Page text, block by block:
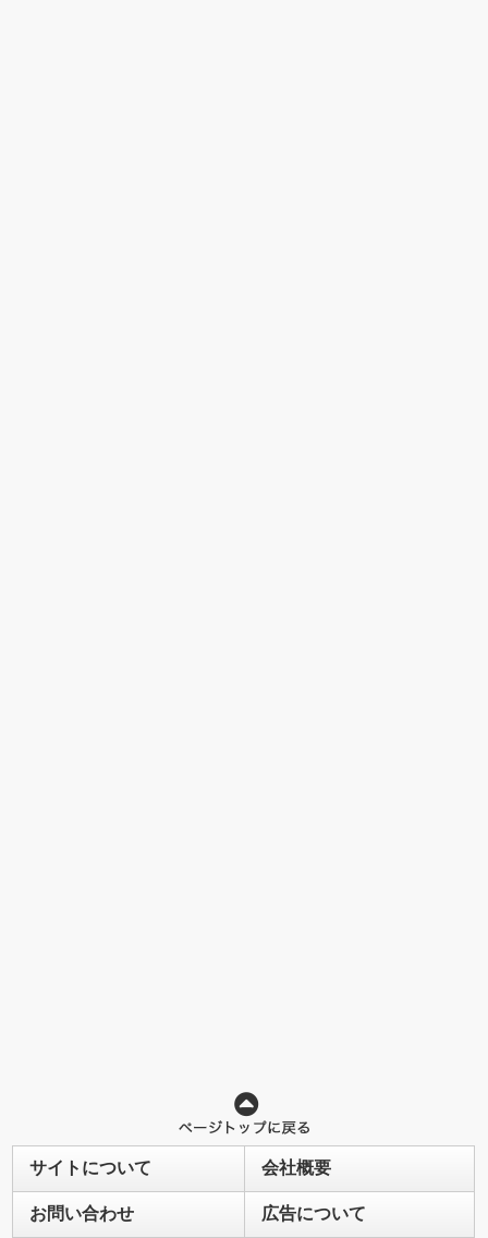
サイトについて 会社概要
お問い合わせ 広告について